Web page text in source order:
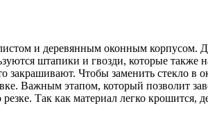
и деревянным оконным корпусом.
штапики и гвозди, которые также
закрашивают. Чтобы заменить стекло в
Важным этапом, который позволит
Так как материал легко крошится,